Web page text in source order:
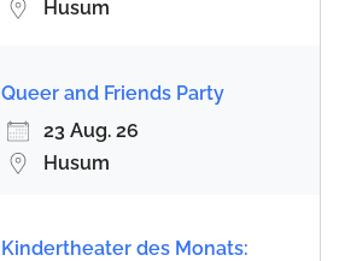
Husum
Queer and Friends Party
23 Aug. 26
Husum
Kindertheater des Monats: